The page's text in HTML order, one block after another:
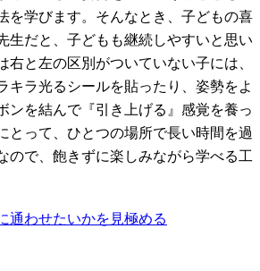
を学びます。そんなとき、子どもの喜
生だと、子どもも継続しやすいと思い
右と左の区別がついていない子には、
キラ光るシールを貼ったり、姿勢をよ
ンを結んで『引き上げる』感覚を養っ
とって、ひとつの場所で長い時間を過
ので、飽きずに楽しみながら学べる工
通わせたいかを見極める